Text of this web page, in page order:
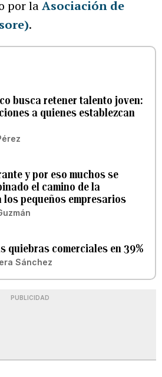
por laAsociación de
.
busca retener talento joven:
a quienes establezcan
y por eso muchos se
el camino de la
pequeños empresarios
quiebras comerciales en 39%
Sánchez
PUBLICIDAD